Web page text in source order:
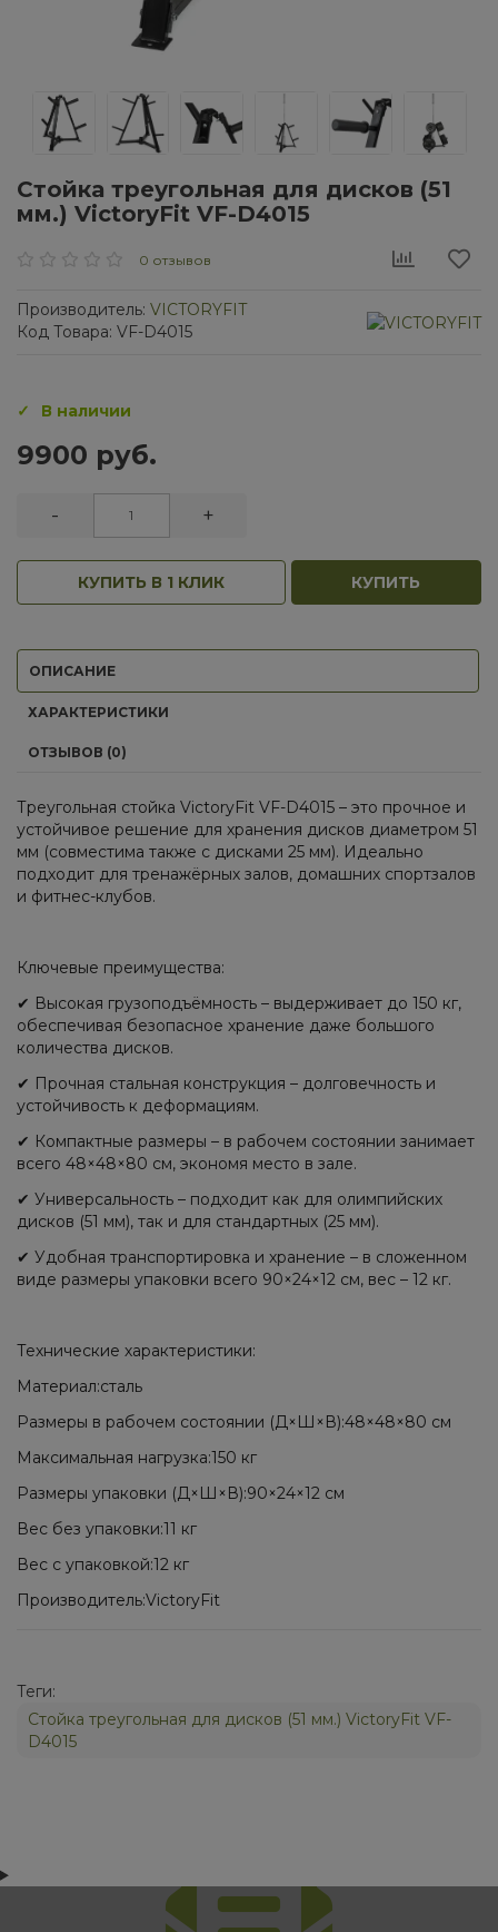
Стойка треугольная для дисков (51
мм.) VictoryFit VF-D4015
0 отзывов
Производитель: VICTORYFIT
Код Товара: VF-D4015
В наличии
9900 руб.
- +
КУПИТЬ В 1 КЛИК КУПИТЬ
ОПИСАНИЕ
ХАРАКТЕРИСТИКИ
ОТЗЫВОВ (0)
Треугольная стойка VictoryFit VF-D4015 – это прочное и
устойчивое решение для хранения дисков диаметром 51
мм (совместима также с дисками 25 мм). Идеально
подходит для тренажёрных залов, домашних спортзалов
и фитнес-клубов.
Ключевые преимущества:
✔ Высокая грузоподъёмность – выдерживает до 150 кг,
обеспечивая безопасное хранение даже большого
количества дисков.
✔ Прочная стальная конструкция – долговечность и
устойчивость к деформациям.
✔ Компактные размеры – в рабочем состоянии занимает
всего 48×48×80 см, экономя место в зале.
✔ Универсальность – подходит как для олимпийских
дисков (51 мм), так и для стандартных (25 мм).
✔ Удобная транспортировка и хранение – в сложенном
виде размеры упаковки всего 90×24×12 см, вес – 12 кг.
Технические характеристики:
Материал:сталь
Размеры в рабочем состоянии (Д×Ш×В):48×48×80 см
Максимальная нагрузка:150 кг
Размеры упаковки (Д×Ш×В):90×24×12 см
Вес без упаковки:11 кг
Вес с упаковкой:12 кг
Производитель:VictoryFit
Теги:
Стойка треугольная для дисков (51 мм.) VictoryFit VF-
D4015